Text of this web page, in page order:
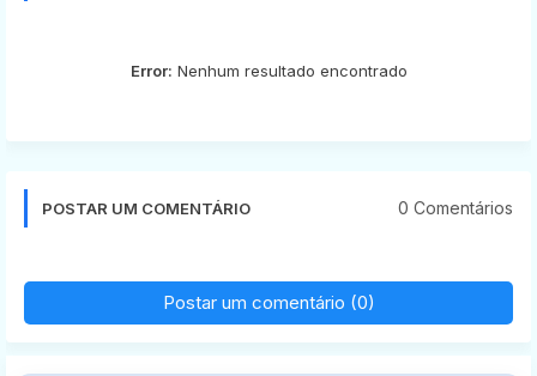
Error: Nenhum resultado encontrado
POSTAR UM COMENTÁRIO 0 Comentários
Postar um comentário (0)